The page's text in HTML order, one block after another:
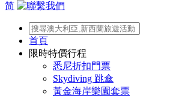
简
首頁
限時特價行程
悉尼折扣門票
Skydiving 跳傘
黃金海岸樂園套票